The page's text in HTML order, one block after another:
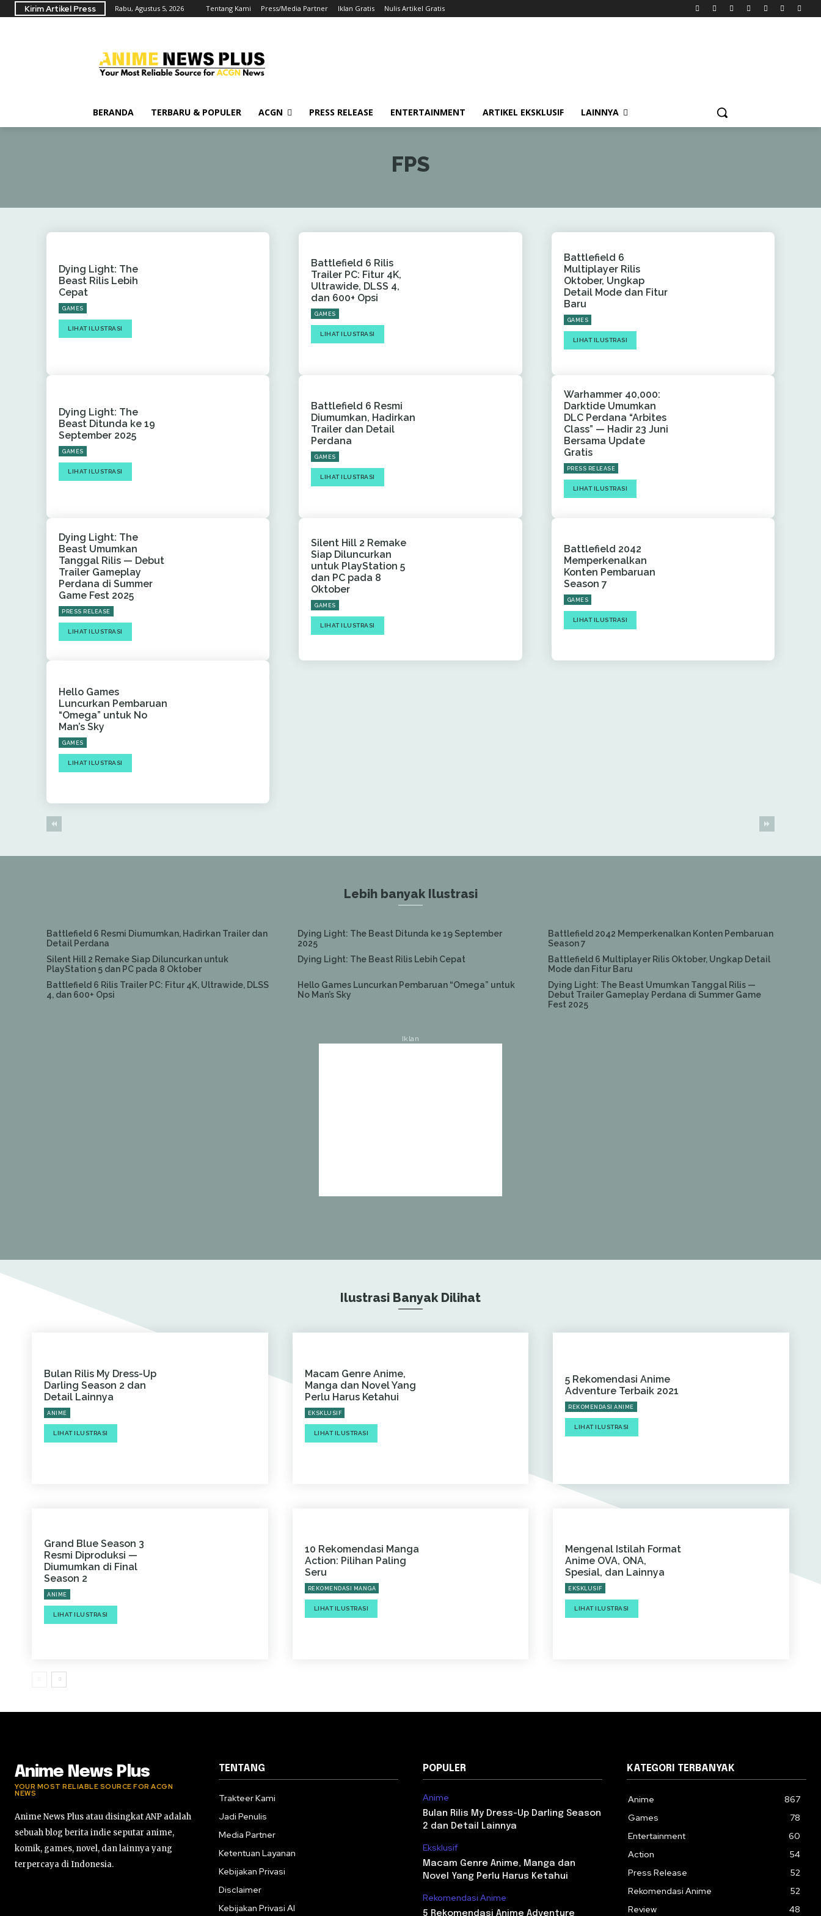
Kirim Artikel Press Rabu, Agustus 5, 2026 Tentang Kami Press/Media Partner Iklan Gratis Nulis Artikel Gratis
BERANDA TERBARU & POPULER ACGN PRESS RELEASE ENTERTAINMENT ARTIKEL EKSKLUSIF LAINNYA
FPS
Dying Light: The
Beast Rilis Lebih
Cepat
GAMES
LIHAT ILUSTRASI
Battlefield 6 Rilis
Trailer PC: Fitur 4K,
Ultrawide, DLSS 4,
dan 600+ Opsi
GAMES
LIHAT ILUSTRASI
Battlefield 6
Multiplayer Rilis
Oktober, Ungkap
Detail Mode dan Fitur
Baru
GAMES
LIHAT ILUSTRASI
Dying Light: The
Beast Ditunda ke 19
September 2025
GAMES
LIHAT ILUSTRASI
Battlefield 6 Resmi
Diumumkan, Hadirkan
Trailer dan Detail
Perdana
GAMES
LIHAT ILUSTRASI
Warhammer 40,000:
Darktide Umumkan
DLC Perdana “Arbites
Class” — Hadir 23 Juni
Bersama Update
Gratis
PRESS RELEASE
LIHAT ILUSTRASI
Dying Light: The
Beast Umumkan
Tanggal Rilis — Debut
Trailer Gameplay
Perdana di Summer
Game Fest 2025
PRESS RELEASE
LIHAT ILUSTRASI
Silent Hill 2 Remake
Siap Diluncurkan
untuk PlayStation 5
dan PC pada 8
Oktober
GAMES
LIHAT ILUSTRASI
Battlefield 2042
Memperkenalkan
Konten Pembaruan
Season 7
GAMES
LIHAT ILUSTRASI
Hello Games
Luncurkan Pembaruan
“Omega” untuk No
Man’s Sky
GAMES
LIHAT ILUSTRASI
Lebih banyak Ilustrasi
Battlefield 6 Resmi Diumumkan, Hadirkan Trailer dan
Detail Perdana
Dying Light: The Beast Ditunda ke 19 September
2025
Battlefield 2042 Memperkenalkan Konten Pembaruan
Season 7
Silent Hill 2 Remake Siap Diluncurkan untuk
PlayStation 5 dan PC pada 8 Oktober
Dying Light: The Beast Rilis Lebih Cepat
Battlefield 6 Multiplayer Rilis Oktober, Ungkap Detail
Mode dan Fitur Baru
Battlefield 6 Rilis Trailer PC: Fitur 4K, Ultrawide, DLSS
4, dan 600+ Opsi
Hello Games Luncurkan Pembaruan “Omega” untuk
No Man’s Sky
Dying Light: The Beast Umumkan Tanggal Rilis —
Debut Trailer Gameplay Perdana di Summer Game
Fest 2025
Iklan
Ilustrasi Banyak Dilihat
Bulan Rilis My Dress-Up
Darling Season 2 dan
Detail Lainnya
ANIME
LIHAT ILUSTRASI
Macam Genre Anime,
Manga dan Novel Yang
Perlu Harus Ketahui
EKSKLUSIF
LIHAT ILUSTRASI
5 Rekomendasi Anime
Adventure Terbaik 2021
REKOMENDASI ANIME
LIHAT ILUSTRASI
Grand Blue Season 3
Resmi Diproduksi —
Diumumkan di Final
Season 2
ANIME
LIHAT ILUSTRASI
10 Rekomendasi Manga
Action: Pilihan Paling
Seru
REKOMENDASI MANGA
LIHAT ILUSTRASI
Mengenal Istilah Format
Anime OVA, ONA,
Spesial, dan Lainnya
EKSKLUSIF
LIHAT ILUSTRASI
Anime News Plus
YOUR MOST RELIABLE SOURCE FOR ACGN
NEWS
Anime News Plus atau disingkat ANP adalah
sebuah blog berita indie seputar anime,
komik, games, novel, dan lainnya yang
terpercaya di Indonesia.
TENTANG
Trakteer Kami
Jadi Penulis
Media Partner
Ketentuan Layanan
Kebijakan Privasi
Disclaimer
Kebijakan Privasi AI
POPULER
Anime
Bulan Rilis My Dress-Up Darling Season
2 dan Detail Lainnya
Eksklusif
Macam Genre Anime, Manga dan
Novel Yang Perlu Harus Ketahui
Rekomendasi Anime
5 Rekomendasi Anime Adventure
KATEGORI TERBANYAK
Anime
867
Games
78
Entertainment
60
Action
54
Press Release
52
Rekomendasi Anime
52
Review
48